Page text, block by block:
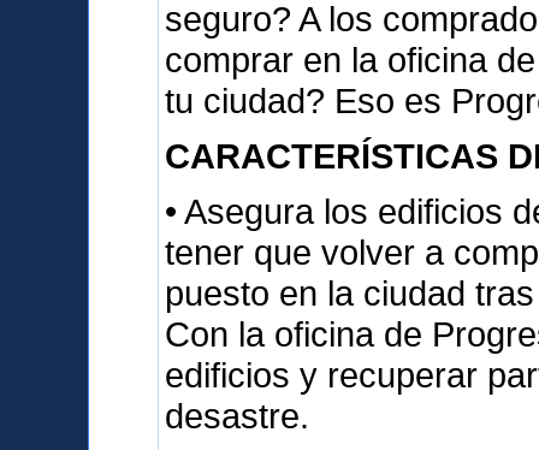
seguro? A los
comprar en la oficina
tu ciudad? Eso es
CARACTERÍSTICAS
• Asegura los edificios
tener que volver a
puesto en la ciudad
Con la oficina de
edificios y recuperar
desastre.